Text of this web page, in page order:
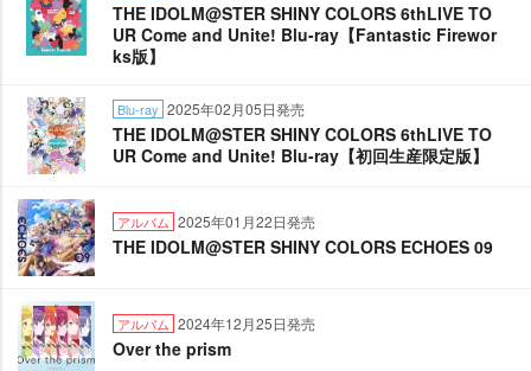
THE IDOLM@STER SHINY COLORS 6thLIVE TO
UR Come and Unite! Blu-ray【Fantastic Firewor
ks版】
Blu-ray 2025年02月05日発売
THE IDOLM@STER SHINY COLORS 6thLIVE TO
UR Come and Unite! Blu-ray【初回生産限定版】
アルバム 2025年01月22日発売
THE IDOLM@STER SHINY COLORS ECHOES 09
アルバム 2024年12月25日発売
Over the prism